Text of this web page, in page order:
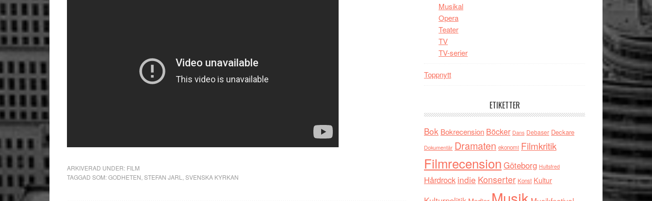
ARKIVERAD UNDER: FILM
TAGGAD SOM:GODHETEN STEFAN JARL SVENSKA KYRKAN
Musikal
Opera
Teater
TV
TV-serier
Toppnytt
ETIKETTER
Bok Bokrecension Böcker Dans Debaser Deckare
Dokumentär Dramaten ekonomi Filmkritik
Filmrecension Göteborg Hultsfred
Hårdrock indie Konserter Konst Kultur